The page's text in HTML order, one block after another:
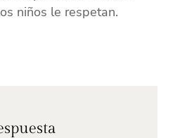
niños le respetan.